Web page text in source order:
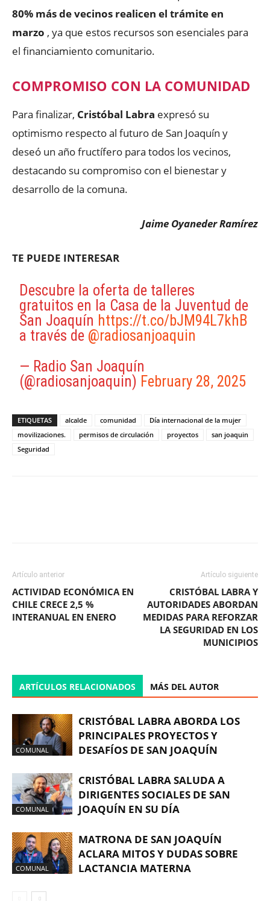
80% más de vecinos realicen el trámite en
marzo , ya que estos recursos son esenciales para
el financiamiento comunitario.
COMPROMISO CON LA COMUNIDAD
Para finalizar, Cristóbal Labra expresó su
optimismo respecto al futuro de San Joaquín y
deseó un año fructífero para todos los vecinos,
destacando su compromiso con el bienestar y
desarrollo de la comuna.
Jaime Oyaneder Ramírez
TE PUEDE INTERESAR
Descubre la oferta de talleres
gratuitos en la Casa de la Juventud de
San Joaquín https://t.co/bJM94L7khB
a través de @radiosanjoaquin
— Radio San Joaquín
(@radiosanjoaquin) February 28, 2025
ETIQUETAS alcalde comunidad
Día internacional de la mujer
movilizaciones.
permisos de circulación proyectos
san joaquin
Seguridad
Artículo anterior
ACTIVIDAD ECONÓMICA EN
CHILE CRECE 2,5 %
INTERANUAL EN ENERO
Artículo siguiente
CRISTÓBAL LABRA Y
AUTORIDADES ABORDAN
MEDIDAS PARA REFORZAR
LA SEGURIDAD EN LOS
MUNICIPIOS
ARTÍCULOS RELACIONADOS MÁS DEL AUTOR
COMUNAL
CRISTÓBAL LABRA ABORDA LOS
PRINCIPALES PROYECTOS Y
DESAFÍOS DE SAN JOAQUÍN
COMUNAL
CRISTÓBAL LABRA SALUDA A
DIRIGENTES SOCIALES DE SAN
JOAQUÍN EN SU DÍA
COMUNAL
MATRONA DE SAN JOAQUÍN
ACLARA MITOS Y DUDAS SOBRE
LACTANCIA MATERNA